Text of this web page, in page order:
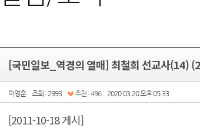
[국민일보_역경의 열매] 최철희 선교사(14)
이영훈 조회 : 2993 추천 : 496 2020.03.20 오후 05:33
[2011-10-18 게시]